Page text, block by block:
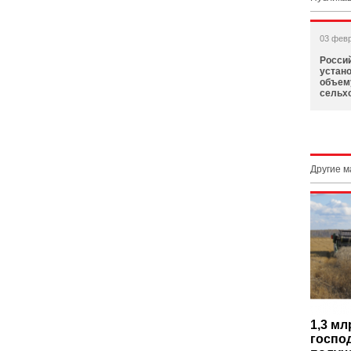
03
Другие
1,3